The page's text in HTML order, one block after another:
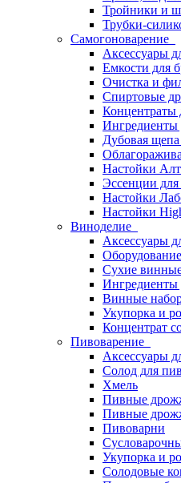
Тройники и
Трубки-
Самогоноварение
Аксессуары
Емкости для
Очистка и
Спиртовые
Концентраты
Ингредиенты
Дубовая щепа
Настойки
Эссенции для
Настойки
Настойки
Виноделие
Аксессуары
Сухие
Ингредиенты
Винные
Укупорка и
Концентрат
Пивоварение
Аксессуары
Солод для
Хмель
Пивные
Пивные
Пивоварни
Укупорка и
Солодовые